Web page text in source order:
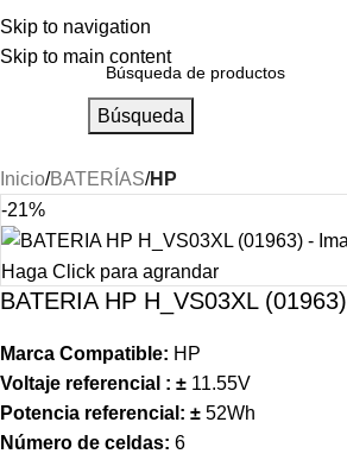
Skip to navigation
Skip to main content
Búsqueda
Inicio BATERÍAS HP
-21%
Haga Click para agrandar
BATERIA HP H_VS03XL (01963)
Marca Compatible: HP
Voltaje referencial : ± 11.55V
Potencia referencial: ± 52Wh
Número de celdas: 6